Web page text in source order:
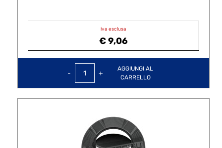
iva esclusa
€ 9,06
QuantitàAGGIUNGI AL
CARRELLO